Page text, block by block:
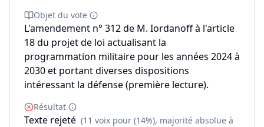
Objet du vote
L'amendement n° 312 de M. Iordanoff à l'article
18 du projet de loi actualisant la
programmation militaire pour les années 2024 à
2030 et portant diverses dispositions
intéressant la défense (première lecture).
Résultat
Texte rejeté (11 voix pour (14%), majorité absolue à